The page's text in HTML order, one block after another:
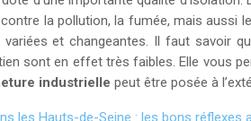
la pollution, la fumée, mais aussi
et changeantes. Il faut savoir
sont en effet très faibles. Elle vous
industrielle peut être posée à
les Hauts-de-Seine : les bons réflexes